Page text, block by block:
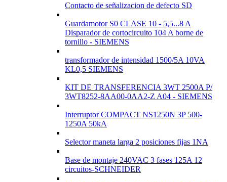
Contacto de señalizacion de defecto SD
Guardamotor S0 CLASE 10 - 5,5...8 A
Disparador de cortocircuito 104 A borne de
tornillo - SIEMENS
transformador de intensidad 1500/5A 10VA
KL0,5 SIEMENS
KIT DE TRANSFERENCIA 3WT 2500A P/
3WT8252-8AA00-0AA2-Z A04 - SIEMENS
Interruptor COMPACT NS1250N 3P 500-
1250A 50kA
Selector maneta larga 2 posiciones fijas 1NA
Base de montaje 240VAC 3 fases 125A 12
circuitos-SCHNEIDER